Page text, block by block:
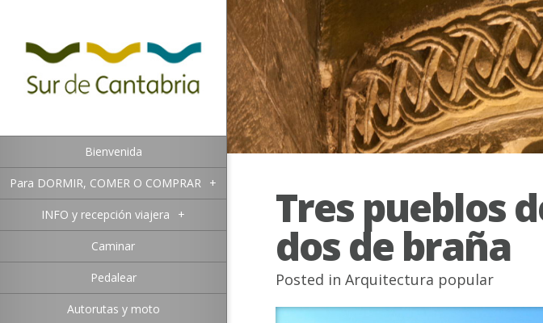
Bienvenida
Para DORMIR, COMER O COMPRAR +
INFO y recepción viajera +
Caminar
Pedalear
Autorutas y moto
Tres pueblos
dos de braña
Posted in Arquitectura popular